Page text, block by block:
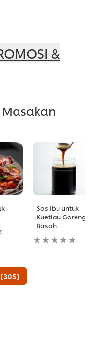
&
Sos Ibu untuk
Kuetiau Goreng
Basah
No
ratings